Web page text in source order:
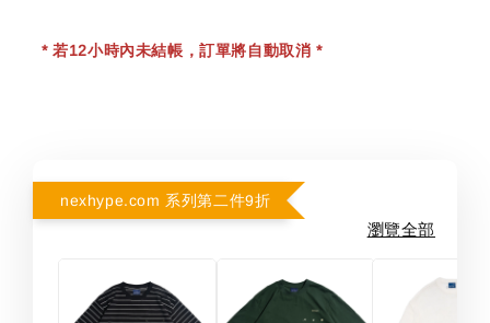
* 若12小時內未結帳，訂單將自動取消 *
nexhype.com 系列第二件9折
瀏覽全部